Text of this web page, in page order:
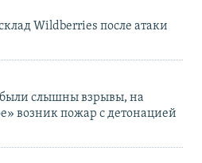
Wildberries после атаки
слышны взрывы, на
возник пожар с детонацией